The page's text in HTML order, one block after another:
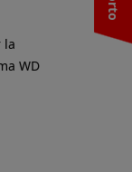
la
WD